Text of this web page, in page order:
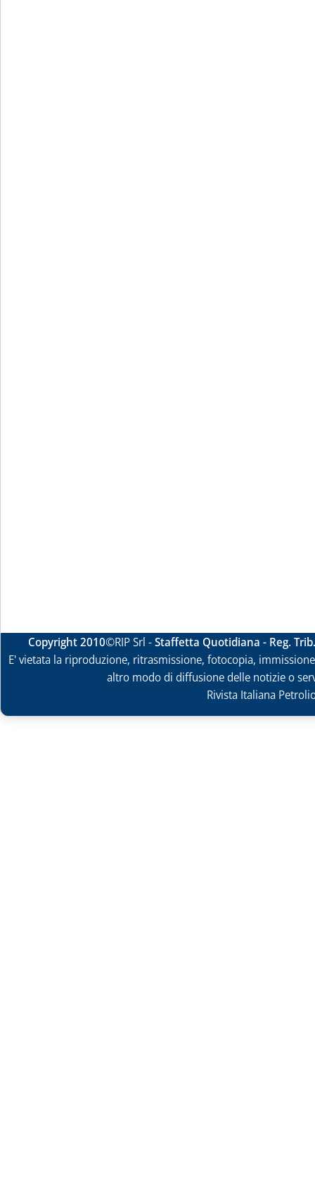
Copyright 2010©RIP Srl -Staffetta Quotidiana - Reg.
E' vietata la riproduzione, ritrasmissione, fotocopia,
altro modo di diffusione delle notizie o
Rivista Italiana